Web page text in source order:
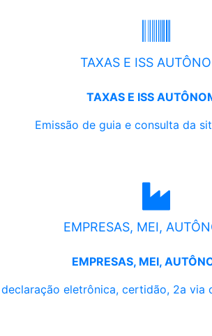
TAXAS E ISS
TAXAS E ISS
Emissão de guia e consulta da
EMPRESAS, MEI,
EMPRESAS, MEI,
eletrônica, certidão, 2a via